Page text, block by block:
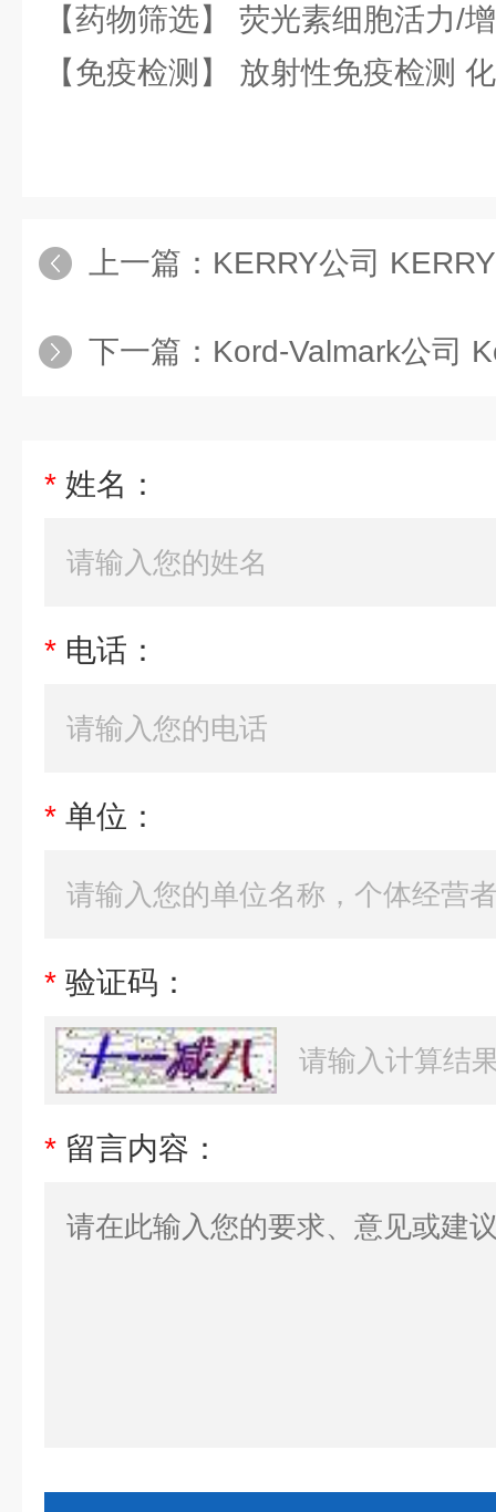
【药物筛选】 荧光素细胞活力/
【免疫检测】 放射性免疫检测
上一篇： KERRY公司
下一篇： Kord-Valmark公司
* 姓名：
* 电话：
* 单位：
* 验证码：
* 留言内容：